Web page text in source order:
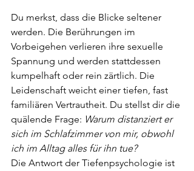
Du merkst, dass die Blicke seltener
werden. Die Berührungen im
Vorbeigehen verlieren ihre sexuelle
Spannung und werden stattdessen
kumpelhaft oder rein zärtlich. Die
Leidenschaft weicht einer tiefen, fast
familiären Vertrautheit. Du stellst dir die
quälende Frage: Warum distanziert er
sich im Schlafzimmer von mir, obwohl
ich im Alltag alles für ihn tue?
Die Antwort der Tiefenpsychologie ist